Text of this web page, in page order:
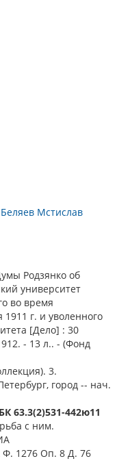
Беляев Мстислав
Родзянко об
университет
во время
г. и уволенного
[Дело] : 30
- 13 л.. - (Фонд
3.
город -- нач.
63.3(2)531-442ю11
с ним.
Ф. 1276 Оп. 8 Д. 76